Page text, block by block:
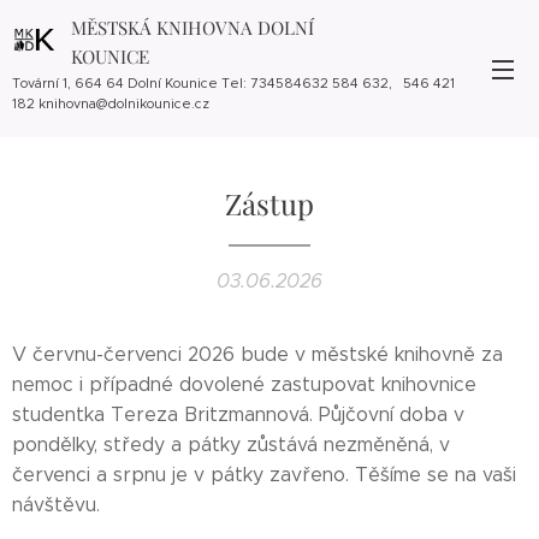
MĚSTSKÁ KNIHOVNA DOLNÍ
KOUNICE
Tovární 1, 664 64 Dolní Kounice Tel: 734584632 584 632, 546 421
182 knihovna@dolnikounice.cz
Zástup
03.06.2026
V červnu-červenci 2026 bude v městské knihovně za
nemoc i případné dovolené zastupovat knihovnice
studentka Tereza Britzmannová. Půjčovní doba v
pondělky, středy a pátky zůstává nezměněná, v
červenci a srpnu je v pátky zavřeno. Těšíme se na vaši
návštěvu.